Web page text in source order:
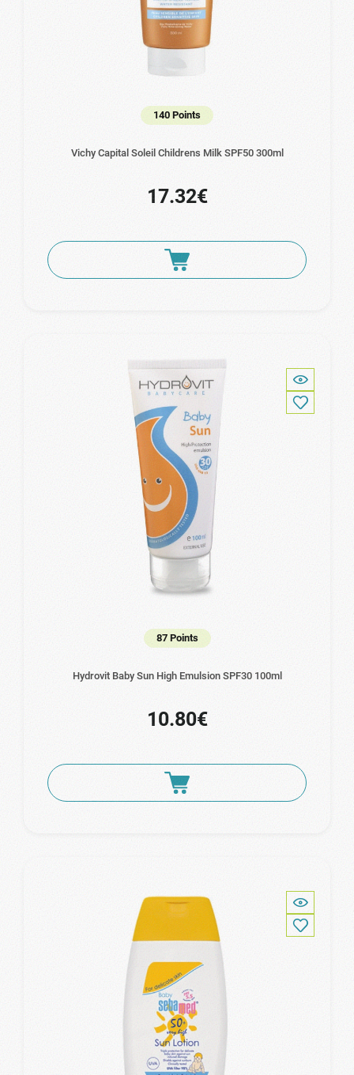
140 Points
Vichy Capital Soleil Childrens Milk SPF50 300ml
17.32€
87 Points
Hydrovit Baby Sun High Emulsion SPF30 100ml
10.80€